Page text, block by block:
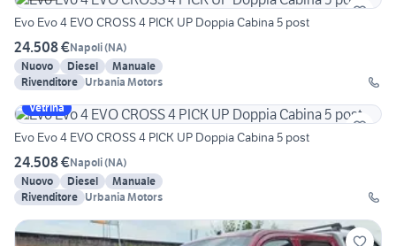
Evo Evo 4 EVO CROSS 4 PICK UP Doppia Cabina 5 post
24.508 €Napoli(NA)
Nuovo
Diesel
Manuale
Rivenditore Urbania Motors
Vetrina
Evo Evo 4 EVO CROSS 4 PICK UP Doppia Cabina 5 post
24.508 €Napoli(NA)
Nuovo
Diesel
Manuale
Rivenditore Urbania Motors